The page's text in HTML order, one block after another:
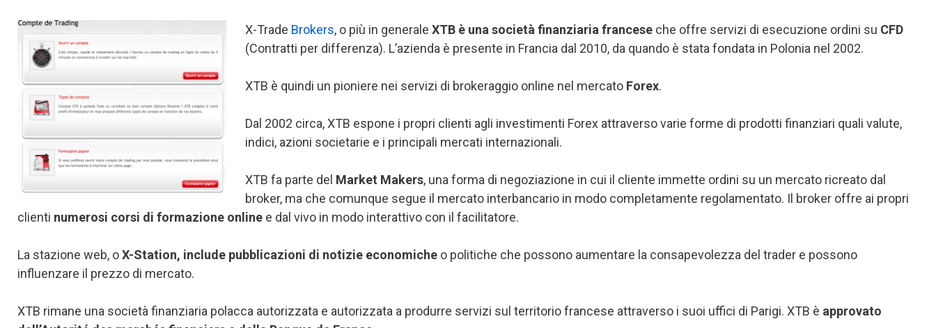
X-Trade Brokers, o più in generale XTB è una società finanziaria francese che offre servizi di esecuzione ordini su CFD
(Contratti per differenza). L’azienda è presente in Francia dal 2010, da quando è stata fondata in Polonia nel 2002.
XTB è quindi un pioniere nei servizi di brokeraggio online nel mercato Forex.
Dal 2002 circa, XTB espone i propri clienti agli investimenti Forex attraverso varie forme di prodotti finanziari quali valute,
indici, azioni societarie e i principali mercati internazionali.
XTB fa parte del Market Makers, una forma di negoziazione in cui il cliente immette ordini su un mercato ricreato dal
broker, ma che comunque segue il mercato interbancario in modo completamente regolamentato. Il broker offre ai propri
clienti numerosi corsi di formazione online e dal vivo in modo interattivo con il facilitatore.
La stazione web, oX-Station, include pubblicazioni di notizie economiche o politiche che possono aumentare la consapevolezza del trader e possono
influenzare il prezzo di mercato.
XTB rimane una società finanziaria polacca autorizzata e autorizzata a produrre servizi sul territorio francese attraverso i suoi uffici di Parigi. XTB è approvato